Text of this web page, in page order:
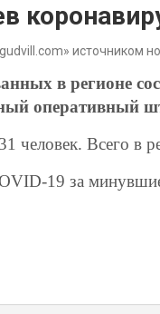
источником
в регионе
оперативный
человек. Всего в
19 за